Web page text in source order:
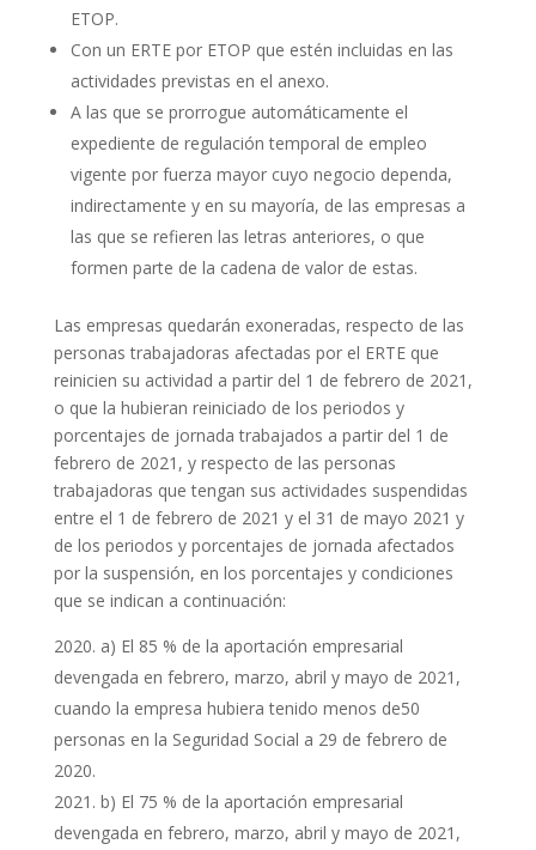
ETOP.
Con un ERTE por ETOP que estén incluidas en las
actividades previstas en el anexo.
A las que se prorrogue automáticamente el
expediente de regulación temporal de empleo
vigente por fuerza mayor cuyo negocio dependa,
indirectamente y en su mayoría, de las empresas a
las que se refieren las letras anteriores, o que
formen parte de la cadena de valor de estas.
Las empresas quedarán exoneradas, respecto de las
personas trabajadoras afectadas por el ERTE que
reinicien su actividad a partir del 1 de febrero de 2021,
o que la hubieran reiniciado de los periodos y
porcentajes de jornada trabajados a partir del 1 de
febrero de 2021, y respecto de las personas
trabajadoras que tengan sus actividades suspendidas
entre el 1 de febrero de 2021 y el 31 de mayo 2021 y
de los periodos y porcentajes de jornada afectados
por la suspensión, en los porcentajes y condiciones
que se indican a continuación:
a) El 85 % de la aportación empresarial
devengada en febrero, marzo, abril y mayo de 2021,
cuando la empresa hubiera tenido menos de50
personas en la Seguridad Social a 29 de febrero de
2020.
b) El 75 % de la aportación empresarial
devengada en febrero, marzo, abril y mayo de 2021,